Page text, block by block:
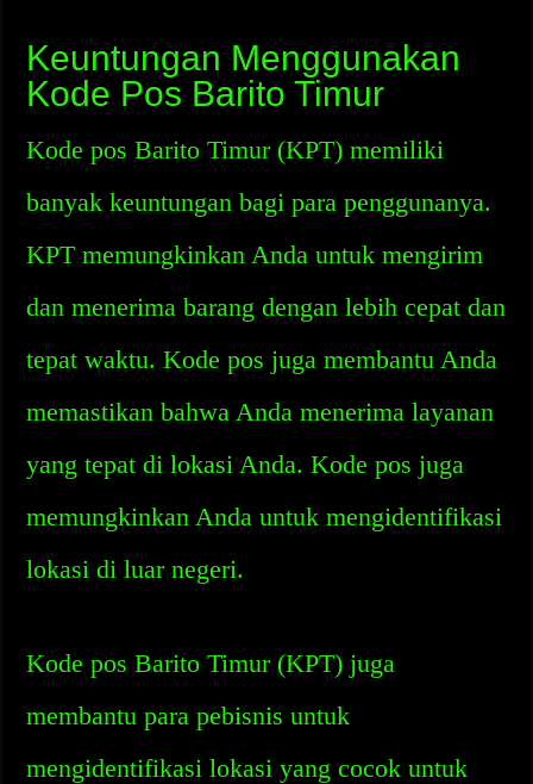
Keuntungan Menggunakan
Kode Pos Barito Timur
Kode pos Barito Timur (KPT) memiliki
banyak keuntungan bagi para penggunanya.
KPT memungkinkan Anda untuk mengirim
dan menerima barang dengan lebih cepat dan
tepat waktu. Kode pos juga membantu Anda
memastikan bahwa Anda menerima layanan
yang tepat di lokasi Anda. Kode pos juga
memungkinkan Anda untuk mengidentifikasi
lokasi di luar negeri.
Kode pos Barito Timur (KPT) juga
membantu para pebisnis untuk
mengidentifikasi lokasi yang cocok untuk